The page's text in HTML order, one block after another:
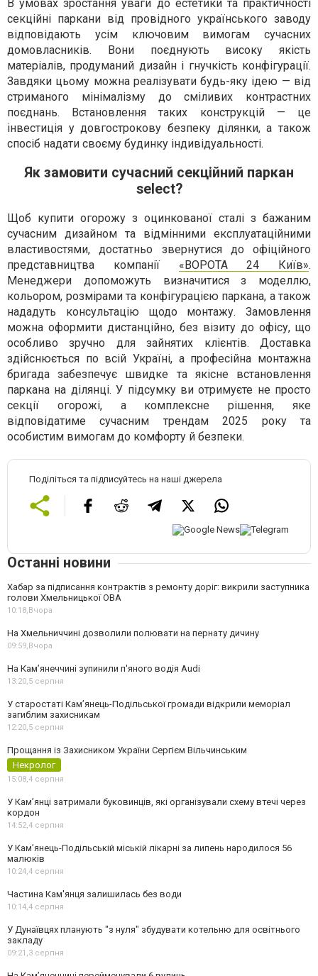
В умовах зростання уваги до естетики та практичності
секційні паркани від провідного українського заводу
відповідають усім ключовим вимогам сучасних
домовласників. Вони поєднують високу якість
матеріалів, продуманий дизайн і гнучкість конфігурації.
Завдяки цьому можна реалізувати будь-яку ідею — від
стриманого мінімалізму до сміливих контрастних
поєднань. Встановлення таких конструкцій — це
інвестиція у довгострокову безпеку ділянки, а також
спосіб надати своєму будинку індивідуальності.
Як замовити сучасний секційний паркан
select?
Щоб купити огорожу з оцинкованої сталі з бажаним
сучасним дизайном та відмінними експлуатаційними
властивостями, достатньо звернутися до офіційного
представництва компанії «ВОРОТА 24 Київ».
Менеджери допоможуть визначитися з моделлю,
кольором, розмірами та конфігурацією паркана, а також
нададуть консультацію щодо монтажу. Замовлення
можна оформити дистанційно, без візиту до офісу, що
особливо зручно для зайнятих клієнтів. Доставка
здійснюється по всій Україні, а професійна монтажна
бригада забезпечує швидке та якісне встановлення
паркана на ділянці. У підсумку ви отримуєте не просто
секції огорожі, а комплексне рішення, яке
відповідатиме сучасним трендам 2025 року та
особистим вимогам до комфорту й безпеки.
Поділіться та підписуйтесь на наші джерела
Останні новини
Хабар за підписання контрактів з ремонту доріг: викрили заступника
голови Хмельницької ОВА
10:18,Вчора
На Хмельниччині дозволили полювати на пернату дичину
09:59,Вчора
На Камʼянеччині зупинили п'яного водія Audi
13:20,5 серпня
У старостаті Кам’янець-Подільської громади відкрили меморіал
загиблим захисникам
12:20,5 серпня
Прощання із Захисником України Сергієм Вільчинським
Некролог
15:08,4 серпня
У Кам’янці затримали буковинців, які організували схему втечі через
кордон
14:52,4 серпня
У Кам’янець-Подільській міській лікарні за липень народилося 56
малюків
10:24,4 серпня
Частина Кам'янця залишилась без води
10:14,4 серпня
У Дунаївцях планують "з нуля" збудувати котельню для освітнього
закладу
09:21,3 серпня